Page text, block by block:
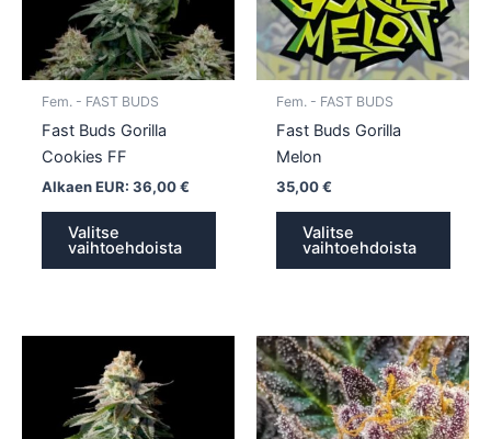
Fem. - FAST BUDS
Fast Buds Gorilla
Cookies FF
Alkaen EUR: 36,00€
Valitse
vaihtoehdoista
tehdä
valinnat
Fem. - FAST BUDS
Fast Buds Gorilla
Melon
35,00€
Valitse
vaihtoehdoista
Voit
tehdä
tuotteella
useampi
Tällä
on